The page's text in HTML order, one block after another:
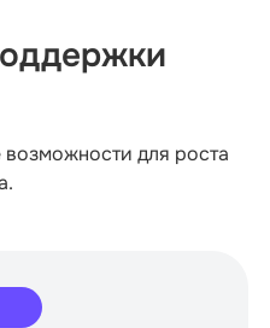
возможности для роста